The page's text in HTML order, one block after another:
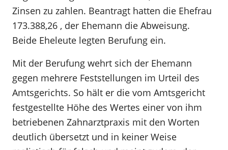
Zinsen zu zahlen. Beantragt hatten die Ehefrau
173.388,26 , der Ehemann die Abweisung.
Beide Eheleute legten Berufung ein.
Mit der Berufung wehrt sich der Ehemann
gegen mehrere Feststellungen im Urteil des
Amtsgerichts. So hält er die vom Amtsgericht
festgestellte Höhe des Wertes einer von ihm
betriebenen Zahnarztpraxis mit den Worten
deutlich übersetzt und in keiner Weise